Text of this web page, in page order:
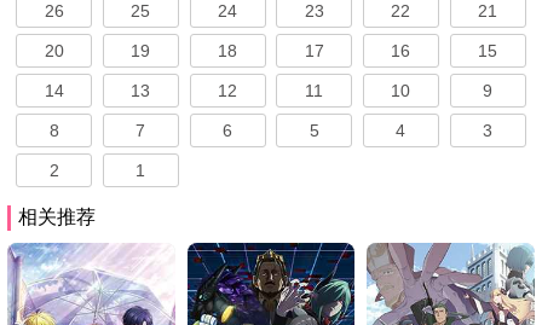
26 25 24 23 22 21
20 19 18 17 16 15
14 13 12 11 10 9
8 7 6 5 4 3
2 1
相关推荐